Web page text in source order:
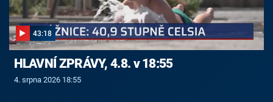
43:18
HLAVNÍ ZPRÁVY, 4.8. v 18:55
4. srpna 2026 18:55